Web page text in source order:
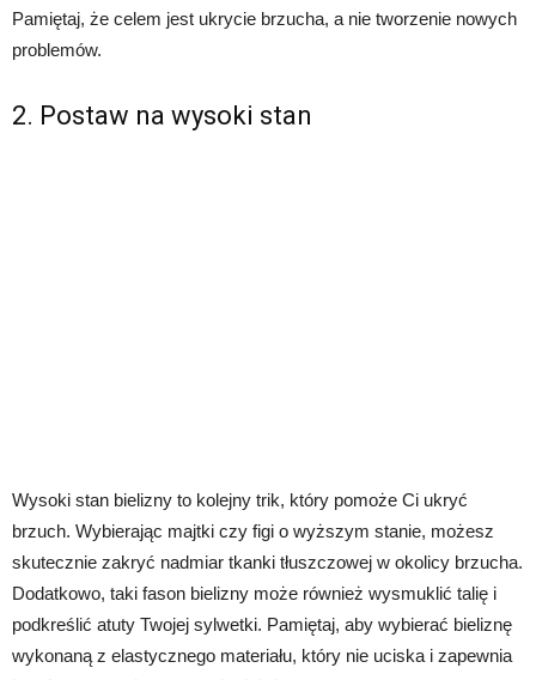
Pamiętaj, że celem jest ukrycie brzucha, a nie tworzenie nowych
problemów.
2. Postaw na wysoki stan
Wysoki stan bielizny to kolejny trik, który pomoże Ci ukryć
brzuch. Wybierając majtki czy figi o wyższym stanie, możesz
skutecznie zakryć nadmiar tkanki tłuszczowej w okolicy brzucha.
Dodatkowo, taki fason bielizny może również wysmuklić talię i
podkreślić atuty Twojej sylwetki. Pamiętaj, aby wybierać bieliznę
wykonaną z elastycznego materiału, który nie uciska i zapewnia